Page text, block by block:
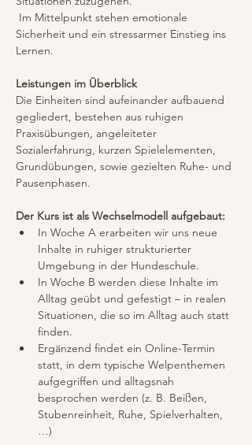
Sicherheit und ein stressarmer Einstieg ins
Lernen.
Leistungen im Überblick
Die Einheiten sind aufeinander aufbauend
gegliedert, bestehen aus ruhigen
Praxisübungen, angeleiteter
Sozialerfahrung, kurzen Spielelementen,
Grundübungen, sowie gezielten Ruhe- und
Pausenphasen.
Der Kurs ist als Wechselmodell aufgebaut:
In Woche A erarbeiten wir uns neue
Inhalte in ruhiger strukturierter
Umgebung in der Hundeschule.
In Woche B werden diese Inhalte im
Alltag geübt und gefestigt – in realen
Situationen, die so im Alltag auch statt
finden.
Ergänzend findet ein Online-Termin
statt, in dem typische Welpenthemen
aufgegriffen und alltagsnah
besprochen werden (z. B. Beißen,
Stubenreinheit, Ruhe, Spielverhalten,
…)